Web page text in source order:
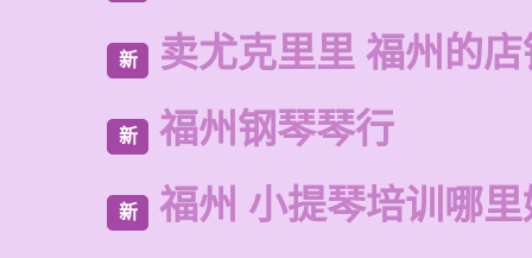
新 卖尤克里里 福州的店
新 福州钢琴琴行
新 福州 小提琴培训哪里